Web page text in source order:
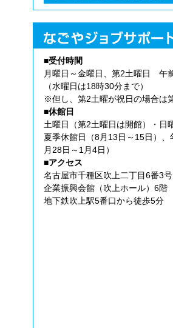
■受付時間
月曜日～金曜日、第2土曜日 午
（水曜日は18時30分まで）
※但し、第2土曜が祝日の場合は
■休館日
土曜日（第2土曜日は開館）・日
夏季休館日（8月13日～15日）、
月28日～1月4日）
■アクセス
名古屋市千種区吹上二丁目6番3
企業振興会館（吹上ホール）6階
地下鉄吹上駅5番口から徒歩5分